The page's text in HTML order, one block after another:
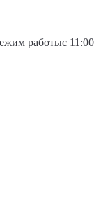
работыс 11:00